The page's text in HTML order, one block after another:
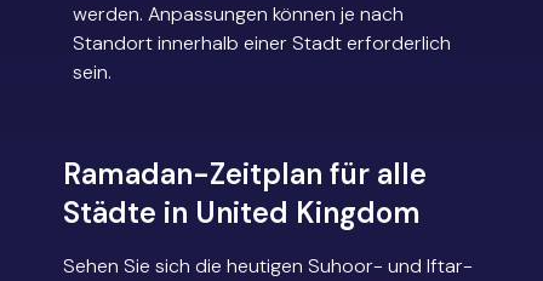
werden. Anpassungen können je nach
Standort innerhalb einer Stadt erforderlich
sein.
Ramadan-Zeitplan für alle
Städte in United Kingdom
Sehen Sie sich die heutigen Suhoor- und Iftar-